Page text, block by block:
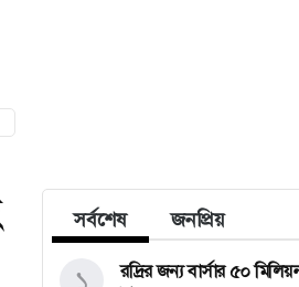
সর্বশেষ জনপ্রিয়
রদ্রির জন্য বার্সার ৫০